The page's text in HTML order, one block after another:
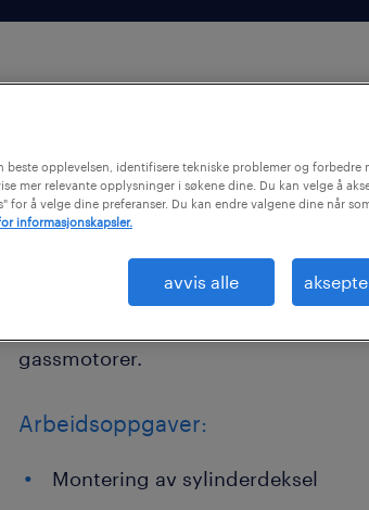
Bergen Engines søker
produksjonsavdelingen for å jobbe
kraftløsninger. Vi tilbyr en unik
verdikjeden i produksjonen av
gassmotorer.
Arbeidsoppgaver:
Montering av sylinderdeksel
beste opplevelsen, identifisere tekniske problemer og forbedre
mer relevante opplysninger i søkene dine. Du kan velge å
for å velge dine preferanser. Du kan endre valgene dine når
informasjonskapsler.
avvis alle